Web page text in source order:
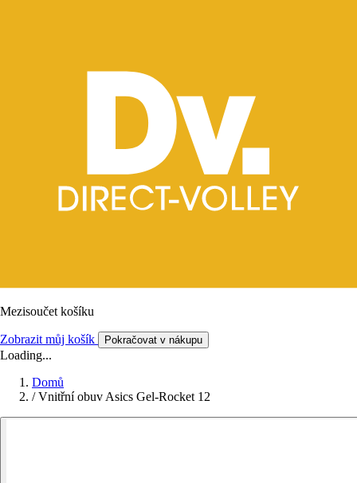
Mezisoučet košíku
Zobrazit můj košík Pokračovat v nákupu
Loading...
Domů
/ Vnitřní obuv Asics Gel-Rocket 12